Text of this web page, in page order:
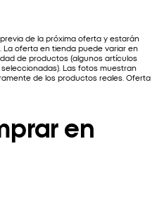
de la próxima oferta y estarán
oferta en tienda puede variar en
de productos (algunos artículos
Las fotos muestran
de los productos reales. Oferta
en